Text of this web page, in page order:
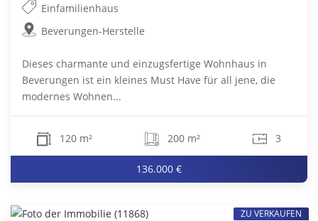
Einfamilienhaus
Beverungen-Herstelle
Dieses charmante und einzugsfertige Wohnhaus in
Beverungen ist ein kleines Must Have für all jene, die
modernes Wohnen...
120 m² 200 m² 3
136.000 €
ZU VERKAUFEN